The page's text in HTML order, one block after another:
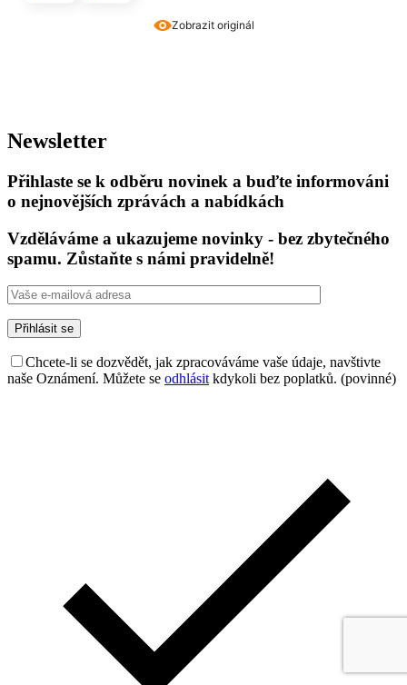
Zobrazit originál
Newsletter
Přihlaste se k odběru novinek a buďte informováni
o nejnovějších zprávách a nabídkách
Vzděláváme a ukazujeme novinky - bez zbytečného
spamu. Zůstaňte s námi pravidelně!
Chcete-li se dozvědět, jak zpracováváme vaše údaje, navštivte
naše Oznámení. Můžete se odhlásit kdykoli bez poplatků. (povinné)